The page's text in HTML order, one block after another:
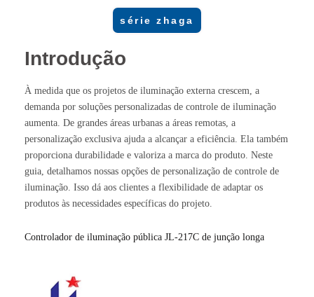
série zhaga
Introdução
À medida que os projetos de iluminação externa crescem, a
demanda por soluções personalizadas de controle de iluminação
aumenta. De grandes áreas urbanas a áreas remotas, a
personalização exclusiva ajuda a alcançar a eficiência. Ela também
proporciona durabilidade e valoriza a marca do produto. Neste
guia, detalhamos nossas opções de personalização de controle de
iluminação. Isso dá aos clientes a flexibilidade de adaptar os
produtos às necessidades específicas do projeto.
Controlador de iluminação pública JL-217C de junção longa